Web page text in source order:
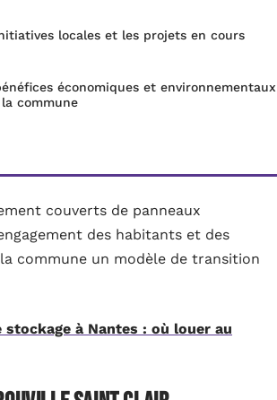
locales et les projets en cours
économiques et environnementaux
commune
couverts de panneaux
des habitants et des
commune un modèle de transition
à Nantes : où louer au